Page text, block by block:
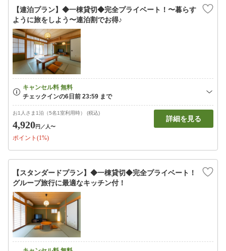
【連泊プラン】◆一棟貸切◆完全プライベート！〜暮らす
ように旅をしよう〜連泊割でお得♪
お1人さま1泊（5名1室利用時） (税込)
4,920円 ／人〜
ポイント(1%)
詳細を見る
【スタンダードプラン】◆一棟貸切◆完全プライベート！
グループ旅行に最適なキッチン付！